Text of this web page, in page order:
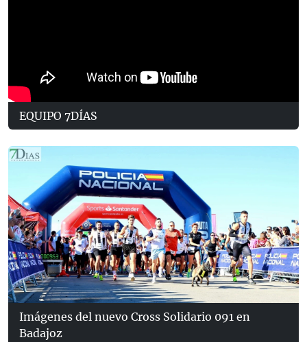
EQUIPO 7DÍAS
Imágenes del nuevo Cross Solidario 091 en
Badajoz